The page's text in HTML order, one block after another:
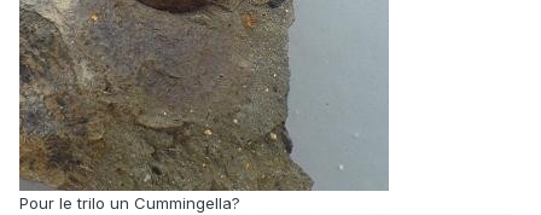
Pour le trilo un Cummingella?